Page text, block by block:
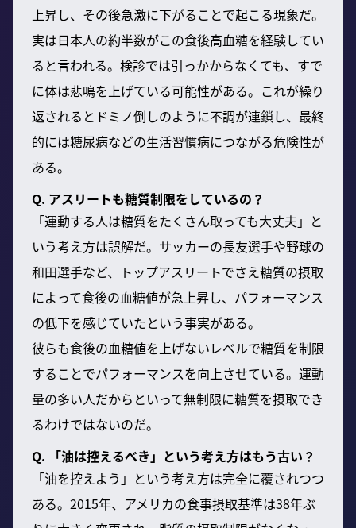
上昇し、その後急激に下がることで起こる現象だ。
実は日本人の約半数がこの食後高血糖を経験してい
ると言われる。検診では引っかからなくても、すで
に体は悲鳴を上げている可能性がある。これが繰り
返されるとドミノ倒しのように不調が連鎖し、最終
的には糖尿病などの生活習慣病につながる危険性が
ある。
Q. アスリートも糖質制限をしているの？
「運動する人は糖質をたくさん取っても大丈夫」と
いう考え方は誤解だ。サッカーの長友選手や野球の
和田選手など、トップアスリートでさえ糖質の摂取
によって食後の血糖値が急上昇し、パフォーマンス
の低下を感じていたという事実がある。
彼らも食後の血糖値を上げないレベルで糖質を制限
することでパフォーマンスを向上させている。運動
量の多い人だからといって無制限に糖質を摂取でき
るわけではないのだ。
Q. 「油は控えるべき」という考え方はもう古い？
「油を控えよう」という考え方は完全に覆されつつ
ある。2015年、アメリカの食事摂取基準は38年ぶ